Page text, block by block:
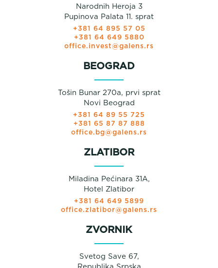
Narodnih Heroja 3
Pupinova Palata 11. sprat
+381 64 895 57 05
+381 64 649 5880
office.invest@galens.rs
BEOGRAD
Tošin Bunar 270a, prvi sprat
Novi Beograd
+381 64 89 55 725
+381 65 87 87 888
office.bg@galens.rs
ZLATIBOR
Miladina Pećinara 31A,
Hotel Zlatibor
+381 64 649 5899
office.zlatibor@galens.rs
ZVORNIK
Svetog Save 67,